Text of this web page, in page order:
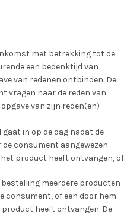
met betrekking tot de
een bedenktijd van
van redenen ontbinden. De
vragen naar de reden van
van zijn reden(en)
gaat in op de dag nadat de
consument aangewezen
het product heeft ontvangen, of:
meerdere producten
consument, of een door hem
heeft ontvangen. De